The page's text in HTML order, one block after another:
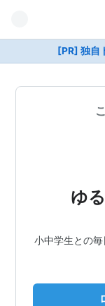
[PR] 独自
ゆ
小中学生との